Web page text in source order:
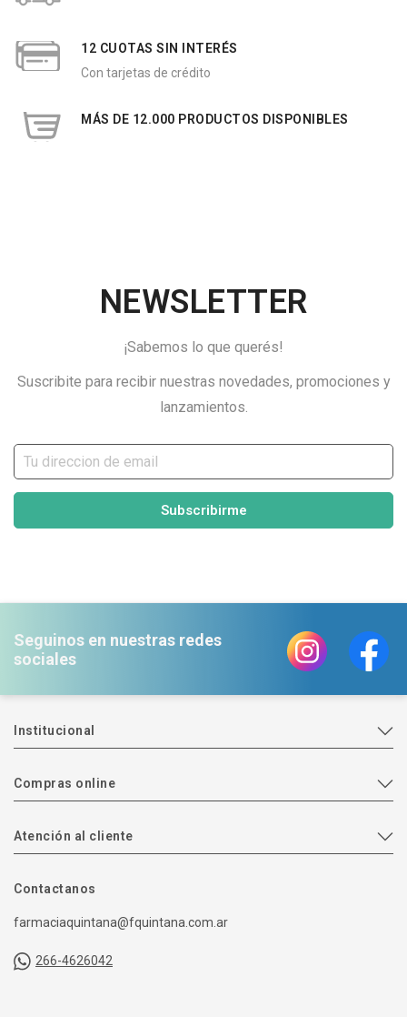
12 CUOTAS SIN INTERÉS
Con tarjetas de crédito
MÁS DE 12.000 PRODUCTOS DISPONIBLES
NEWSLETTER
¡Sabemos lo que querés!
Suscribite para recibir nuestras novedades, promociones y
lanzamientos.
Subscribirme
Seguinos en nuestras redes
sociales
Institucional
Compras online
Atención al cliente
Contactanos
farmaciaquintana@fquintana.com.ar
266-4626042